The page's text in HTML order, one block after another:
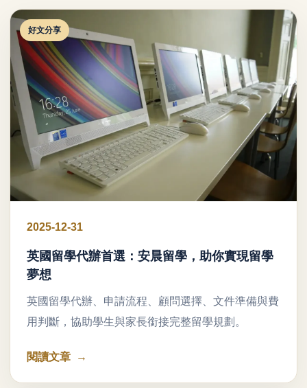
好文分享
2025-12-31
英國留學代辦首選：安晨留學，助你實現留學
夢想
英國留學代辦、申請流程、顧問選擇、文件準備與費
用判斷，協助學生與家長銜接完整留學規劃。
閱讀文章